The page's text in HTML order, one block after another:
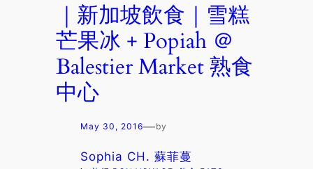
｜新加坡飲食｜雪糕
芒果冰 + Popiah ＠
Balestier Market 熟食
中心
May 30, 2016—by
Sophia CH. 蘇菲蔓